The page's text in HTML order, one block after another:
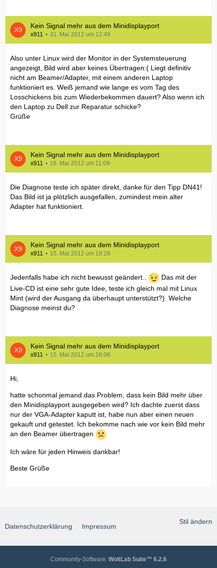
Kein Signal mehr aus dem Minidisplayport
x911 31. Mai 2012 um 12:49
Also unter Linux wird der Monitor in der Systemsteuerung
angezeigt, Bild wird aber keines Übertragen:( Liegt definitiv
nicht am Beamer/Adapter, mit einem anderen Laptop
funktioniert es. Weiß jemand wie lange es vom Tag des
Losschickens bis zum Wiederbekommen dauert? Also wenn ich
den Laptop zu Dell zur Reparatur schicke?
Grüße
Kein Signal mehr aus dem Minidisplayport
x911 16. Mai 2012 um 11:09
Die Diagnose teste ich später direkt, danke für den Tipp DN41!
Das Bild ist ja plötzlich ausgefallen, zumindest mein alter
Adapter hat funktioniert.
Kein Signal mehr aus dem Minidisplayport
x911 15. Mai 2012 um 18:28
Jedenfalls habe ich nicht bewusst geändert..
Das mit der
Live-CD ist eine sehr gute Idee, teste ich gleich mal mit Linux
Mint (wird der Ausgang da überhaupt unterstützt?). Welche
Diagnose meinst du?
Kein Signal mehr aus dem Minidisplayport
x911 15. Mai 2012 um 16:06
Hi,
hatte schonmal jemand das Problem, dass kein Bild mehr über
den Minidisplayport ausgegeben wird? Ich dachte zuerst dass
nur der VGA-Adapter kaputt ist, habe nun aber einen neuen
gekauft und getestet. Ich bekomme nach wie vor kein Bild mehr
an den Beamer übertragen
Ich wäre für jeden Hinweis dankbar!
Beste Grüße
Stil ändern
Datenschutzerklärung Impressum
Community-Software: WoltLab Suite™ 6.2.6